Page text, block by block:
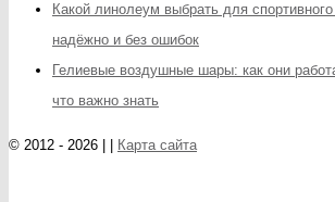
Какой линолеум выбрать для
надёжно и без ошибок
Гелиевые воздушные шары: как они
что важно знать
© 2012 - 2026 | | Карта сайта